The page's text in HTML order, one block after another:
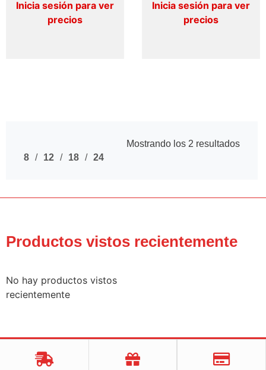
Mostrando los 2 resultados
8
12 18 24
Productos vistos recientemente
No hay productos vistos
recientemente